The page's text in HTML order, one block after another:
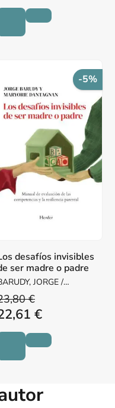
-5%
desafíos invisibles
ser madre o padre
JORGE /
MARYORIE
€
€